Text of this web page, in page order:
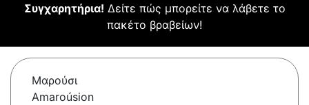
Συγχαρητήρια! Δείτε πώς μπορείτε να λάβετε το
πακέτο βραβείων!
Μαρούσι
Amaroúsion